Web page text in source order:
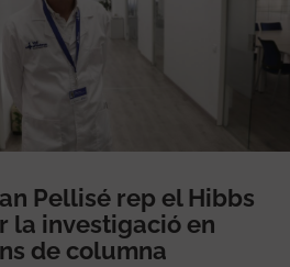
Pellisé rep el Hibbs
la investigació en
de columna